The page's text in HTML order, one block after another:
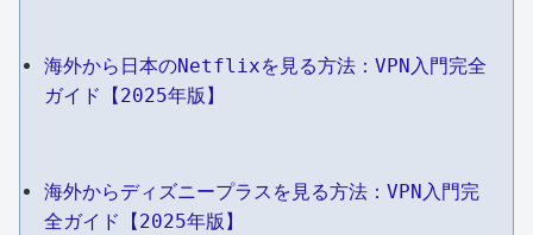
海外から日本のNetflixを見る方法：VPN入門完全
ガイド【2025年版】
海外からディズニープラスを見る方法：VPN入門完
全ガイド【2025年版】